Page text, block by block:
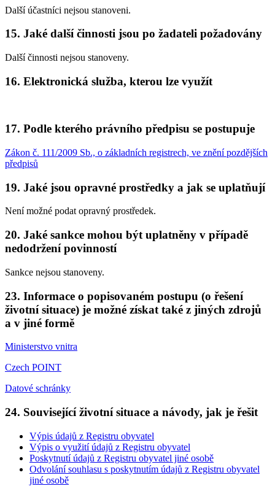
Další účastníci nejsou stanoveni.
15. Jaké další činnosti jsou po žadateli požadovány
Další činnosti nejsou stanoveny.
16. Elektronická služba, kterou lze využít
17. Podle kterého právního předpisu se postupuje
Zákon č. 111/2009 Sb., o základních registrech, ve znění pozdějších
předpisů
19. Jaké jsou opravné prostředky a jak se uplatňují
Není možné podat opravný prostředek.
20. Jaké sankce mohou být uplatněny v případě
nedodržení povinností
Sankce nejsou stanoveny.
23. Informace o popisovaném postupu (o řešení
životní situace) je možné získat také z jiných zdrojů
a v jiné formě
Ministerstvo vnitra
Czech POINT
Datové schránky
24. Související životní situace a návody, jak je řešit
Výpis údajů z Registru obyvatel
Výpis o využití údajů z Registru obyvatel
Poskytnutí údajů z Registru obyvatel jiné osobě
Odvolání souhlasu s poskytnutím údajů z Registru obyvatel
jiné osobě